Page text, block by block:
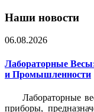
Наши новости
06.08.2026
Лабораторные
и Промышленности
Лабораторные
приборы,